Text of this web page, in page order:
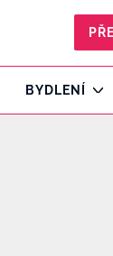
BYDLENÍ